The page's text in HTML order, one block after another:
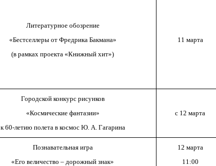
Литературное обозрение
«Бестселлеры от Фредрика Бакмана»
(в рамках проекта «Книжный хит»)
11 марта
Городской конкурс рисунков
«Космические фантазии»
к 60-летию полета в космос Ю. А. Гагарина
с 12 марта
Познавательная игра
«Его величество – дорожный знак»
12 марта
11:00